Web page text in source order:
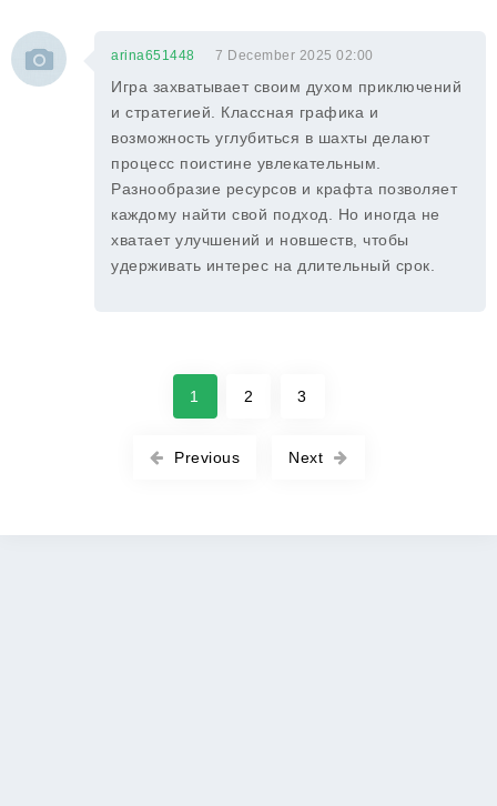
arina651448 7 December 2025 02:00
Игра захватывает своим духом приключений
и стратегией. Классная графика и
возможность углубиться в шахты делают
процесс поистине увлекательным.
Разнообразие ресурсов и крафта позволяет
каждому найти свой подход. Но иногда не
хватает улучшений и новшеств, чтобы
удерживать интерес на длительный срок.
Previous
1 2 3
Next